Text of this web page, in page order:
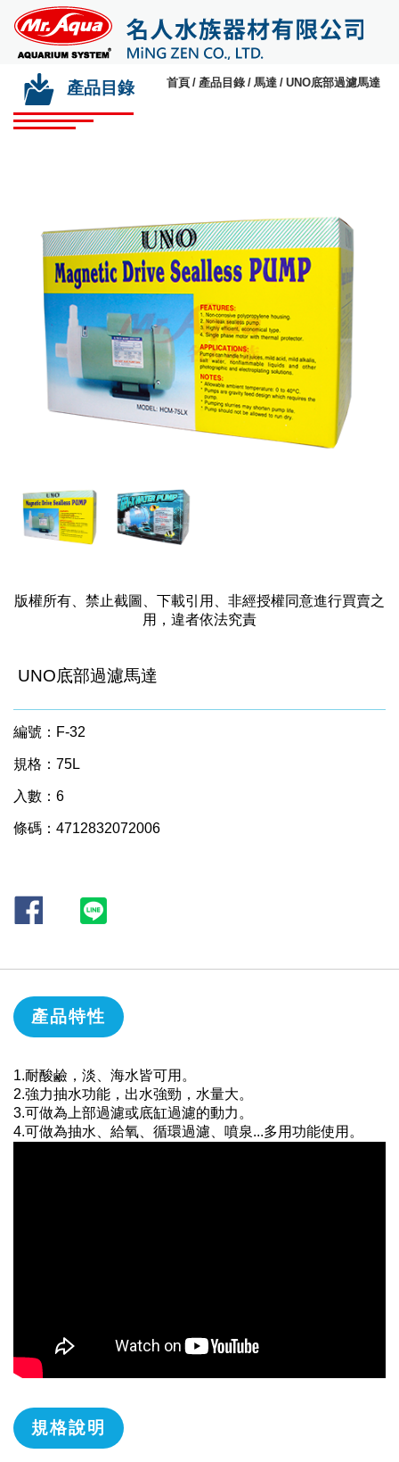
產品目錄 首頁 產品目錄 馬達 UNO底部過濾馬達
版權所有、禁止截圖、下載引用、非經授權同意進行買賣之
用，違者依法究責
UNO底部過濾馬達
編號：F-32
規格：75L
入數：6
條碼：4712832072006
產品特性
1.耐酸鹼，淡、海水皆可用。
2.強力抽水功能，出水強勁，水量大。
3.可做為上部過濾或底缸過濾的動力。
4.可做為抽水、給氧、循環過濾、噴泉...多用功能使用。
規格說明